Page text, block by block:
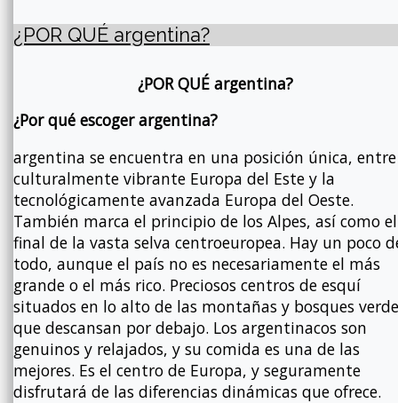
¿POR QUÉ argentina?
¿POR QUÉ argentina?
¿Por qué escoger argentina?
argentina se encuentra en una posición única,
culturalmente vibrante Europa del Este y la
tecnológicamente avanzada Europa del Oeste.
También marca el principio de los Alpes, así como el
final de la vasta selva centroeuropea. Hay un poco
todo, aunque el país no es necesariamente el más
grande o el más rico. Preciosos centros de esquí
situados en lo alto de las montañas y bosques
que descansan por debajo. Los argentinacos son
genuinos y relajados, y su comida es una de las
mejores. Es el centro de Europa, y seguramente
disfrutará de las diferencias dinámicas que ofrece.